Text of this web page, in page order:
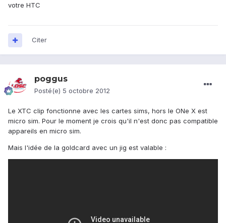
votre HTC
Citer
poggus
Posté(e) 5 octobre 2012
Le XTC clip fonctionne avec les cartes sims, hors le ONe X est
micro sim. Pour le moment je crois qu'il n'est donc pas compatible
appareils en micro sim.
Mais l'idée de la goldcard avec un jig est valable :